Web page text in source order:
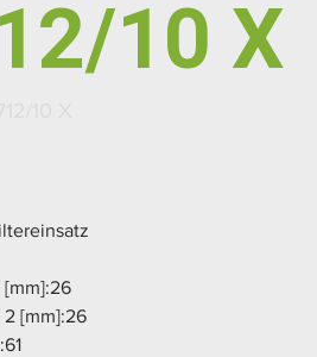
10 X
[mm]:26
[mm]:26